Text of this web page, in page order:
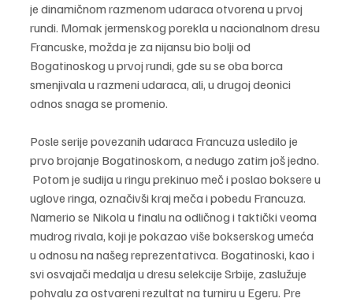
je dinamičnom razmenom udaraca otvorena u prvoj
rundi. Momak jermenskog porekla u nacionalnom dresu
Francuske, možda je za nijansu bio bolji od
Bogatinoskog u prvoj rundi, gde su se oba borca
smenjivala u razmeni udaraca, ali, u drugoj deonici
odnos snaga se promenio.
Posle serije povezanih udaraca Francuza usledilo je
prvo brojanje Bogatinoskom, a nedugo zatim još jedno.
Potom je sudija u ringu prekinuo meč i poslao boksere u
uglove ringa, označivši kraj meča i pobedu Francuza.
Namerio se Nikola u finalu na odličnog i taktički veoma
mudrog rivala, koji je pokazao više bokserskog umeća
u odnosu na našeg reprezentativca. Bogatinoski, kao i
svi osvajači medalja u dresu selekcije Srbije, zaslužuje
pohvalu za ostvareni rezultat na turniru u Egeru. Pre